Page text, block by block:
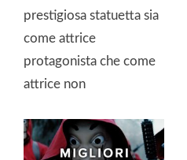
prestigiosa statuetta sia
come attrice
protagonista che come
attrice non
della sua straordinaria
carriera, Meryl Streep si